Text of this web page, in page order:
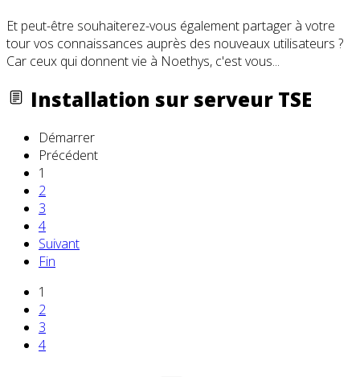
Et peut-être souhaiterez-vous également partager à votre
tour vos connaissances auprès des nouveaux utilisateurs ?
Car ceux qui donnent vie à Noethys, c'est vous...
Installation sur serveur TSE
Démarrer
Précédent
1
2
3
4
Suivant
Fin
1
2
3
4